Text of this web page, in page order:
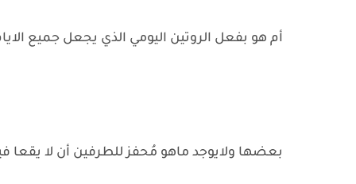
أم هو بفعل الروتين اليومي الذي يجعل جميع
بعضها ولايوجد ماهو مُحفز للطرفين أن لا يقعا